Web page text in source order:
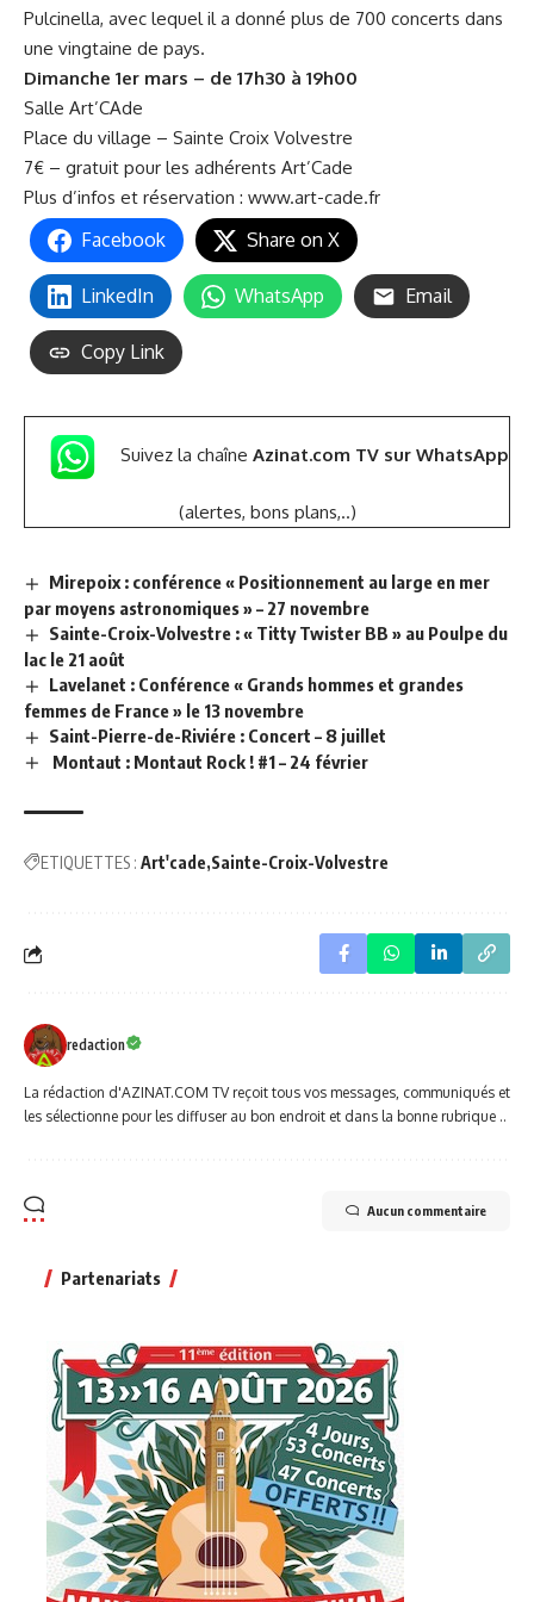
Pulcinella, avec lequel il a donné plus de 700 concerts dans
une vingtaine de pays.
Dimanche 1er mars – de 17h30 à 19h00
Salle Art’CAde
Place du village – Sainte Croix Volvestre
7€ – gratuit pour les adhérents Art’Cade
Plus d’infos et réservation : www.art-cade.fr
Facebook Share on X
LinkedIn WhatsApp Email
Copy Link
Suivez la chaîne Azinat.com TV sur WhatsApp
(alertes, bons plans,..)
Mirepoix : conférence « Positionnement au large en mer
par moyens astronomiques » – 27 novembre
Sainte-Croix-Volvestre : « Titty Twister BB » au Poulpe du
lac le 21 août
Lavelanet : Conférence « Grands hommes et grandes
femmes de France » le 13 novembre
Saint-Pierre-de-Riviére : Concert – 8 juillet
Montaut : Montaut Rock ! #1 – 24 février
ETIQUETTES : Art'cade Sainte-Croix-Volvestre
redaction
La rédaction d'AZINAT.COM TV reçoit tous vos messages, communiqués et
les sélectionne pour les diffuser au bon endroit et dans la bonne rubrique ..
Aucun commentaire
Partenariats